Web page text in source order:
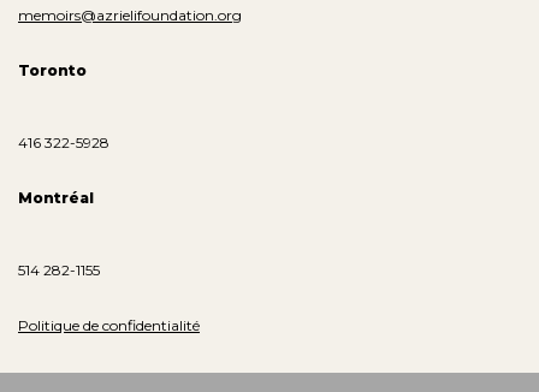
memoirs@azrielifoundation.org
Toronto
416 322-5928
Montréal
514 282-1155
Politique de confidentialité